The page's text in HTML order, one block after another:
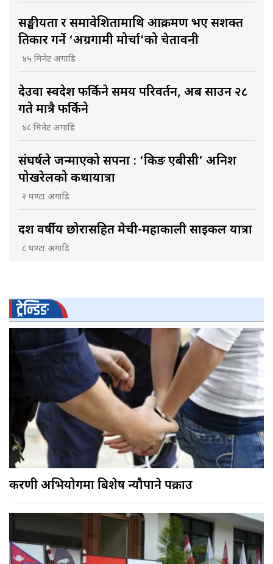
सङ्घीयता र समावेशितामाथि आक्रमण भए सशक्त
प्रतिकार गर्ने ‘अग्रगामी मोर्चा’को चेतावनी
४५ मिनेट अगाडि
देउवा स्वदेश फर्किने समय परिवर्तन, अब साउन २८
गते मात्रै फर्किने
४८ मिनेट अगाडि
संघर्षले जन्माएको सपना : ‘किङ एबीसी’ अनिश
पोखरेलको कथायात्रा
२ घण्टा अगाडि
दश वर्षीय छोरासहित मेची-महाकाली साइकल यात्रा
८ घण्टा अगाडि
ट्रेन्डिङ
करणी अभियोगमा बिशेष न्यौपाने पक्राउ